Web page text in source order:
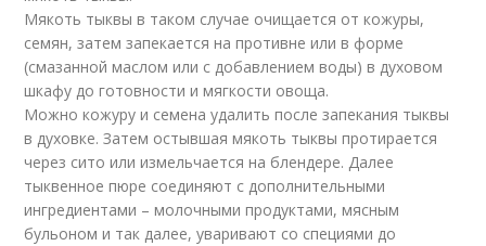
Мякоть тыквы в таком случае очищается от кожуры,
семян, затем запекается на противне или в форме
(смазанной маслом или с добавлением воды) в духовом
шкафу до готовности и мягкости овоща.
Можно кожуру и семена удалить после запекания тыквы
в духовке. Затем остывшая мякоть тыквы протирается
через сито или измельчается на блендере. Далее
тыквенное пюре соединяют с дополнительными
ингредиентами – молочными продуктами, мясным
бульоном и так далее, уваривают со специями до